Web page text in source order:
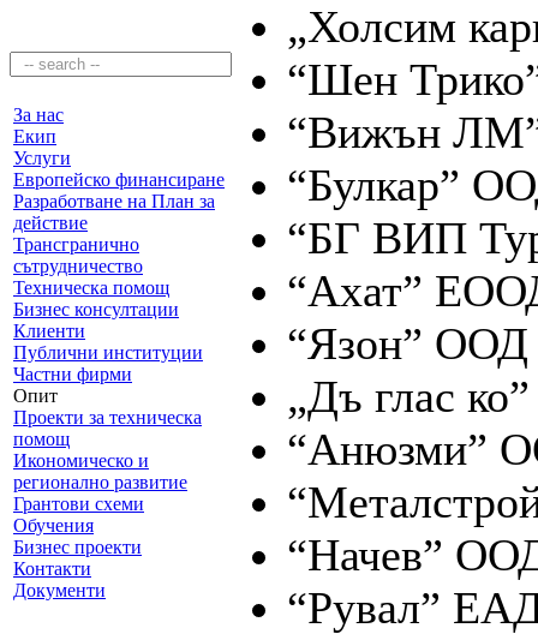
За нас
Екип
Услуги
Европейско финансиране
Разработване на План за
действие
Трансгранично
сътрудничество
Техническа помощ
Бизнес консултации
Клиенти
Публични институции
Частни фирми
Опит
Проекти за техническа
помощ
Икономическо и
регионално развитие
Грантови схеми
Обучения
Бизнес проекти
Контакти
Документи
„Холсим
“Шен
“Вижън
“Булкар”
“БГ ВИП
“Ахат”
“Язон” ООД
„Дъ глас
“Анюзми”
“Начев”
“Рувал”